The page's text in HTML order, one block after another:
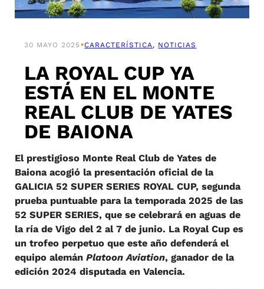
30 MAYO 2025 •CARACTERÍSTICA , NOTICIAS
LA ROYAL CUP YA
ESTÁ EN EL MONTE
REAL CLUB DE YATES
DE BAIONA
El prestigioso Monte Real Club de Yates de
Baiona acogió la presentación oficial de la
GALICIA 52 SUPER SERIES ROYAL CUP, segunda
prueba puntuable para la temporada 2025 de las
52 SUPER SERIES, que se celebrará en aguas de
la ría de Vigo del 2 al 7 de junio. La Royal Cup es
un trofeo perpetuo que este año defenderá el
equipo alemán Platoon Aviation, ganador de la
edición 2024 disputada en Valencia.